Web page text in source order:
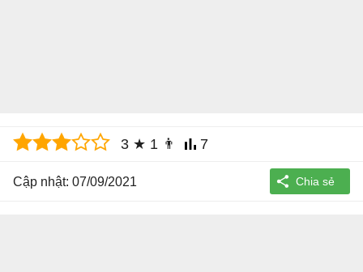
3 ★ 1 👨 7
Cập nhật: 07/09/2021